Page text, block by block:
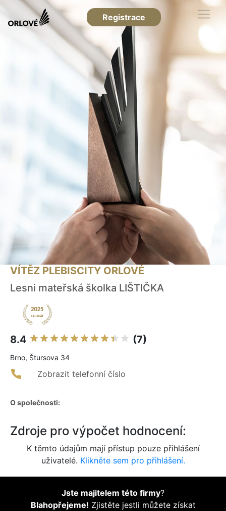
Registrace
VÍTĚZ PLEBISCITY ORLOVÉ
Lesni mateřská školka LIŠTIČKA
8.4 (7)
Brno, Štursova 34
Zobrazit telefonní číslo
O společnosti:
Zdroje pro výpočet hodnocení:
K těmto údajům mají přístup pouze přihlášení
uživatelé. Klikněte sem pro přihlášení.
Jste majitelem této firmy?
Blahopřejeme! Zjistěte jestli můžete získat